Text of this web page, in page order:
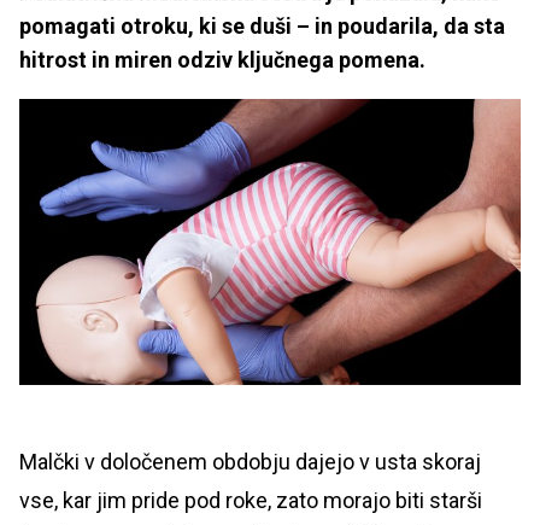
pomagati otroku, ki se duši – in poudarila, da sta
hitrost in miren odziv ključnega pomena.
Malčki v določenem obdobju dajejo v usta skoraj
vse, kar jim pride pod roke, zato morajo biti starši